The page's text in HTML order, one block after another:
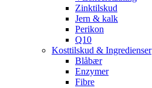
Zinktilskud
Jern & kalk
Perikon
Q10
Kosttilskud & Ingredienser
Blåbær
Enzymer
Fibre